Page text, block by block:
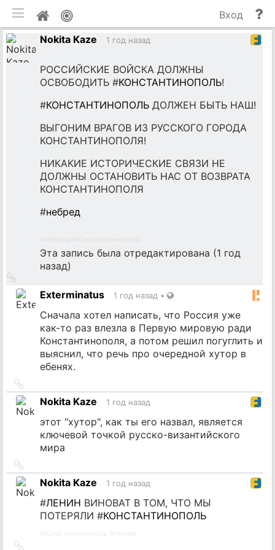
Мой
профиль
и
Вход
Nokita Kaze
1 год назад
РОССИЙСКИЕ ВОЙСКА ДОЛЖНЫ
ОСВОБОДИТЬ #КОНСТАНТИНОПОЛЬ!
#КОНСТАНТИНОПОЛЬ ДОЛЖЕН БЫТЬ НАШ!
ВЫГОНИМ ВРАГОВ ИЗ РУССКОГО ГОРОДА
КОНСТАНТИНОПОЛЯ!
НИКАКИЕ ИСТОРИЧЕСКИЕ СВЯЗИ НЕ
ДОЛЖНЫ ОСТАНОВИТЬ НАС ОТ ВОЗВРАТА
КОНСТАНТИНОПОЛЯ
#небред
Эта запись была отредактирована (1 год
назад)
на
источникExterminatus 1 год назад •
Сначала хотел написать, что Россия уже
как-то раз влезла в Первую мировую ради
Константинополя, а потом решил погуглить и
выяснил, что речь про очередной хутор в
ебенях.
на
источник
Nokita Kaze 1 год назад
этот "хутор", как ты его назвал, является
ключевой точкой русско-византийского
мира
на
источник
Nokita Kaze 1 год назад
#ЛЕНИН ВИНОВАТ В ТОМ, ЧТО МЫ
ПОТЕРЯЛИ #КОНСТАНТИНОПОЛЬ
мобильная версия